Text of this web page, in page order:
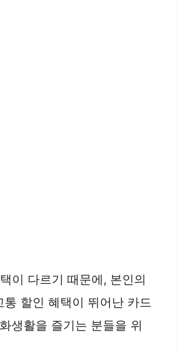
이 다르기 때문에, 본인의
할인 혜택이 뛰어난 카드
생활을 즐기는 분들을 위